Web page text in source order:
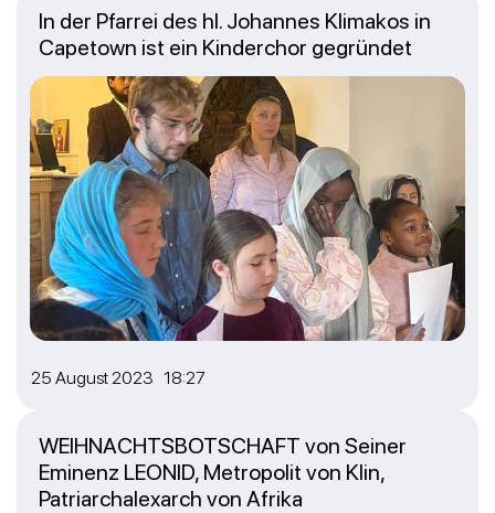
25 August 2023 18:27
In der Pfarrei des hl. Johannes Klimakos in
Capetown ist ein Kinderchor gegründet
WEIHNACHTSBOTSCHAFT von Seiner
Eminenz LEONID, Metropolit von Klin,
Patriarchalexarch von Afrika